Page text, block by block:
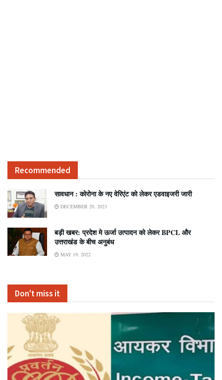
Recommended
सावधान : कोरोना के नए वेरिएंट को लेकर एडवाइजरी जारी
DECEMBER 20, 2023
बड़ी खबर: प्रदेश मे ऊर्जा उत्पादन को लेकर BPCL और
उत्तराखंड के बीच अनुबंध
MAY 19, 2022
Don't miss it